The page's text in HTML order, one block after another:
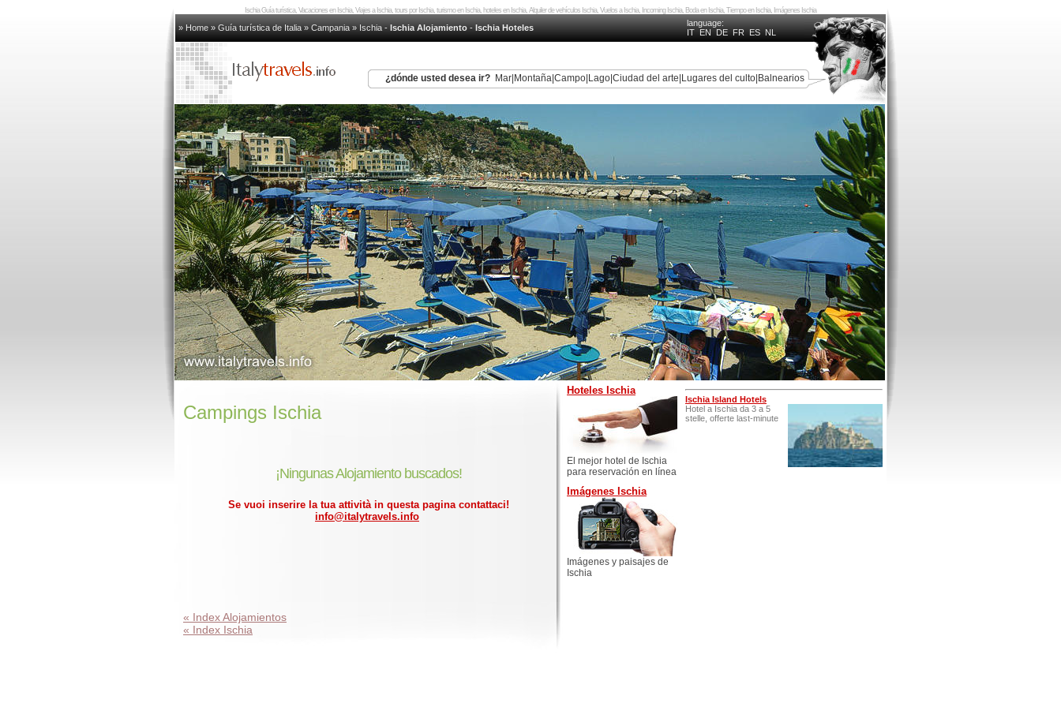
Ischia Guía turística, Vacaciones en Ischia, Viajes a Ischia, tours por Ischia, turismo en Ischia, hoteles en Ischia, Alquiler de vehículos Ischia, Vuelos a Ischia, Incoming Ischia, Boda en Ischia, Tiempo en Ischia, Imágenes Ischia
» Home » Guía turística de Italia » Campania » Ischia - Ischia Alojamiento - Ischia Hoteles
language:
IT EN DE FR ES NL
¿dónde usted desea ir? Mar Montaña Campo Lago Ciudad del arte Lugares del culto Balnearios
Campings Ischia
¡Ningunas Alojamiento buscados!
Se vuoi inserire la tua attività in questa pagina contattaci!
info@italytravels.info
« Index Alojamientos
« Index Ischia
Hoteles Ischia
El mejor hotel de Ischia
para reservación en línea
Imágenes Ischia
Imágenes y paisajes de
Ischia
Ischia Island Hotels
Hotel a Ischia da 3 a 5
stelle, offerte last-minute